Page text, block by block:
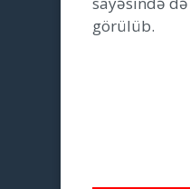
görülüb.